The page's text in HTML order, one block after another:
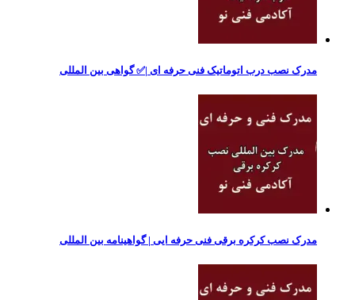
مدرک نصب درب اتوماتیک فنی حرفه ای |✅ گواهی بین المللی
مدرک نصب کرکره برقی فنی حرفه ایی | گواهینامه بین المللی